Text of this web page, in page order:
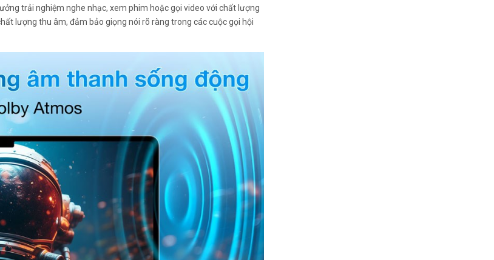
trải nghiệm nghe nhạc, xem phim hoặc gọi video với chất lượng
lượng thu âm, đảm bảo giọng nói rõ ràng trong các cuộc gọi hội